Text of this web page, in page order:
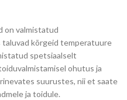
on valmistatud
kõrgeid temperatuure
spetsiaalselt
ohutus ja
suurustes, nii et saate
ja toidule.